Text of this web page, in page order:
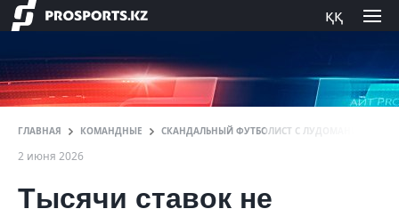
ққ
ГЛАВНАЯ КОМАНДНЫЕ СКАНДАЛЬНЫЙ ФУТБОЛИСТ С ЛУДОМАНИЕЙ
2 июня 2026
Тысячи ставок не